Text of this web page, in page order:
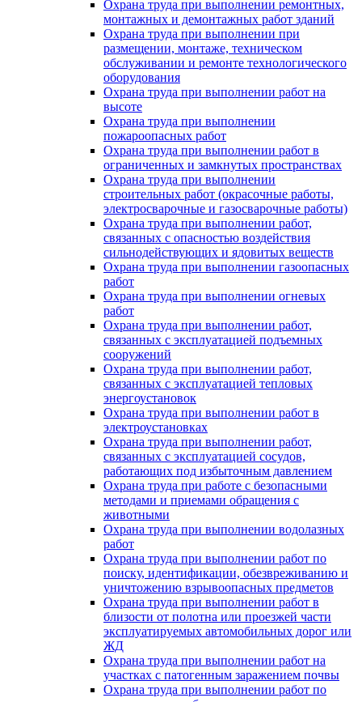
Охрана труда при выполнении ремонтных,
монтажных и демонтажных работ зданий
Охрана труда при выполнении при
размещении, монтаже, техническом
обслуживании и ремонте технологического
оборудования
Охрана труда при выполнении работ на
высоте
Охрана труда при выполнении
пожароопасных работ
Охрана труда при выполнении работ в
ограниченных и замкнутых пространствах
Охрана труда при выполнении
строительных работ (окрасочные работы,
электросварочные и газосварочные работы)
Охрана труда при выполнении работ,
связанных с опасностью воздействия
сильнодействующих и ядовитых веществ
Охрана труда при выполнении газоопасных
работ
Охрана труда при выполнении огневых
работ
Охрана труда при выполнении работ,
связанных с эксплуатацией подъемных
сооружений
Охрана труда при выполнении работ,
связанных с эксплуатацией тепловых
энергоустановок
Охрана труда при выполнении работ в
электроустановках
Охрана труда при выполнении работ,
связанных с эксплуатацией сосудов,
работающих под избыточным давлением
Охрана труда при работе с безопасными
методами и приемами обращения с
животными
Охрана труда при выполнении водолазных
работ
Охрана труда при выполнении работ по
поиску, идентификации, обезвреживанию и
уничтожению взрывоопасных предметов
Охрана труда при выполнении работ в
близости от полотна или проезжей части
эксплуатируемых автомобильных дорог или
ЖД
Охрана труда при выполнении работ на
участках с патогенным заражением почвы
Охрана труда при выполнении работ по